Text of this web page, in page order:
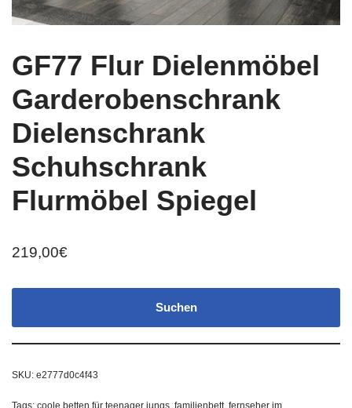
GF77 Flur Dielenmöbel
Garderobenschrank
Dielenschrank
Schuhschrank
Flurmöbel Spiegel
219,00€
Suchen
SKU: e2777d0c4f43
Tags: coole betten für teenager jungs, familienbett, fernseher im